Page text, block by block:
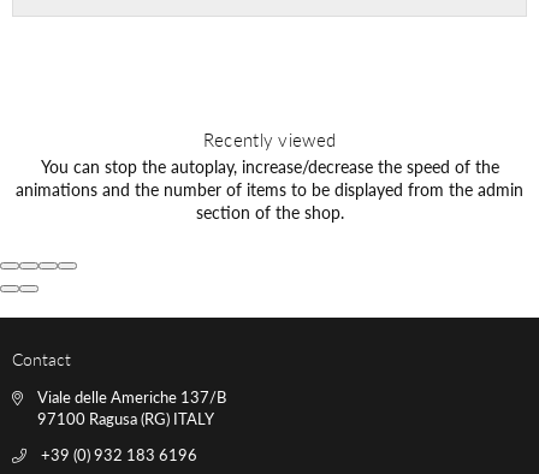
Recently viewed
You can stop the autoplay, increase/decrease the speed of the
animations and the number of items to be displayed from the admin
section of the shop.
Contact
Viale delle Americhe 137/B
97100 Ragusa (RG) ITALY
+39 (0) 932 183 6196